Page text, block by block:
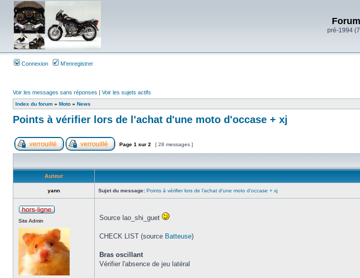
pré-1994
Connexion M’enregistrer
Voir les messages sans réponses | Voir les sujets actifs
Index du forum » Moto » News
Points à vérifier lors de l'achat d'une moto d'occase + xj
Page 1 sur 2 [ 28 messages ]
Auteur
yann Sujet du message: Points à vérifier lors de l'achat d'une moto d'occase + xj
Site Admin Source lao_shi_guet
CHECK LIST (source Batteuse)
Bras oscillant
Vérifier l'absence de jeu latéral